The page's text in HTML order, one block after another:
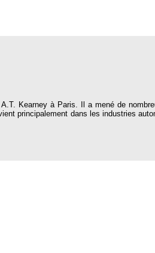
Kearney à Paris. Il a mené de
principalement dans les industries